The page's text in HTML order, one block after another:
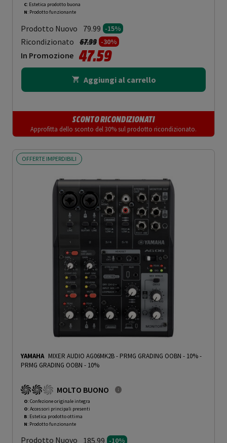
C: Estetica prodotto buona
N: Prodotto funzionante
Prodotto Nuovo 79.99 -15%
Ricondizionato Prezzo ridotto da
67.99a-30%
In Promozione 47.59
Aggiungi al carrello
SCONTO RICONDIZIONATI
Approfitta dello sconto del 30% sul prodotto ricondizionato.
OFFERTE IMPERDIBILI
YAMAHA MIXER AUDIO AG06MK2B - PRMG GRADING OOBN - 10%-
PRMG GRADING OOBN - 10%
MOLTO BUONO
O: Confezione originale integra
O: Accessori principali presenti
B: Estetica prodotto ottima
N: Prodotto funzionante
Prodotto Nuovo 185.99 -10%